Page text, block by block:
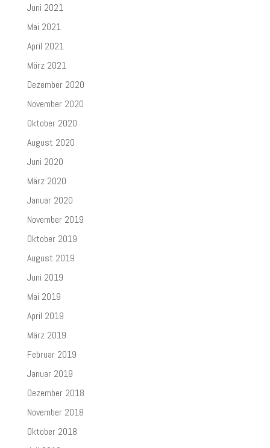
Juni 2021
Mai 2021
April 2021
März 2021
Dezember 2020
November 2020
Oktober 2020
August 2020
Juni 2020
März 2020
Januar 2020
November 2019
Oktober 2019
August 2019
Juni 2019
Mai 2019
April 2019
März 2019
Februar 2019
Januar 2019
Dezember 2018
November 2018
Oktober 2018